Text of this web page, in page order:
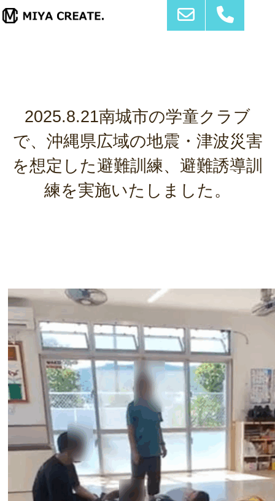
2025.8.21南城市の学童クラブ
で、沖縄県広域の地震・津波災害
を想定した避難訓練、避難誘導訓
練を実施いたしました。